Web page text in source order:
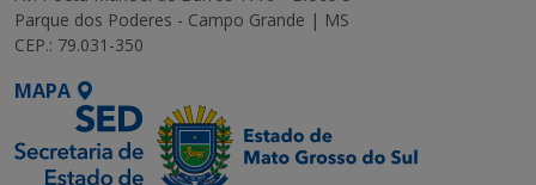
Parque dos Poderes - Campo Grande | MS
CEP.: 79.031-350
MAPA